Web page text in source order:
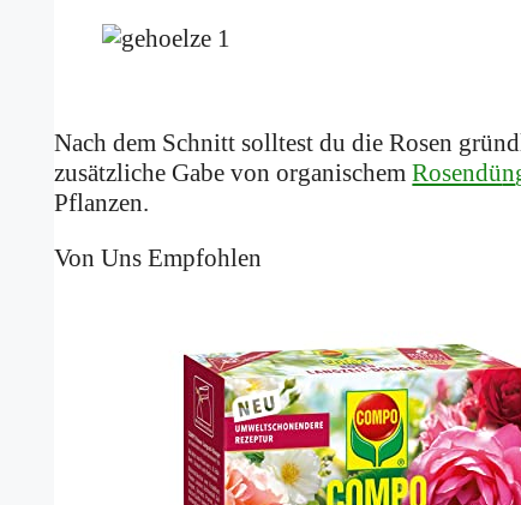
Nach dem Schnitt solltest du die Rosen
zusätzliche Gabe von organischemRosendün
Pflanzen.
Von Uns Empfohlen